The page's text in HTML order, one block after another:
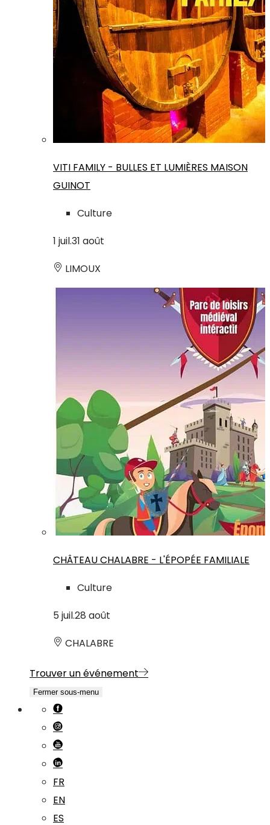
VITI FAMILY - BULLES ET LUMIÈRES MAISON
GUINOT
Culture
1 juil.31 août
LIMOUX
CHÂTEAU CHALABRE - L'ÉPOPÉE FAMILIALE
Culture
5 juil.28 août
CHALABRE
Trouver un événement
Fermer sous-menu
FR
EN
ES